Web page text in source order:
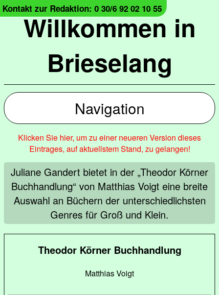
Willkommen in
Brieselang
Kontakt zur Redaktion: 0 30/6 92 02 10 55
Navigation
Klicken Sie hier, um zu einer neueren Version dieses
Eintrages, auf aktuellstem Stand, zu gelangen!
Juliane Gandert bietet in der „Theodor Körner
Buchhandlung“ von Matthias Voigt eine breite
Auswahl an Büchern der unterschiedlichsten
Genres für Groß und Klein.
Theodor Körner Buchhandlung
Matthias Voigt